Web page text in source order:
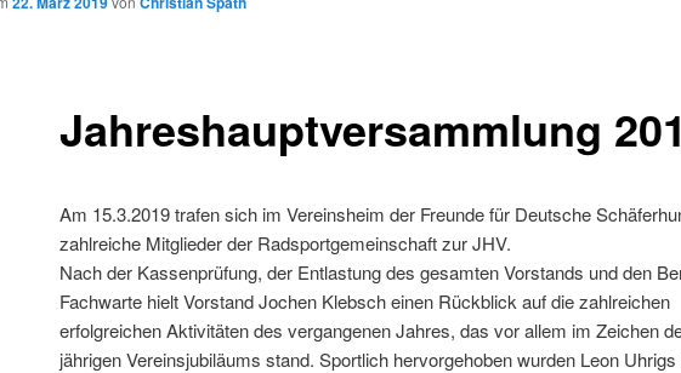
Jahreshauptversammlung
Am 15.3.2019 trafen sich im Vereinsheim der Freunde für Deutsche
zahlreiche Mitglieder der Radsportgemeinschaft zur JHV.
Nach der Kassenprüfung, der Entlastung des gesamten Vorstands und den
Fachwarte hielt Vorstand Jochen Klebsch einen Rückblick auf die zahlreichen
erfolgreichen Aktivitäten des vergangenen Jahres, das vor allem im Zeichen
jährigen Vereinsjubiläums stand. Sportlich hervorgehoben wurden Leon